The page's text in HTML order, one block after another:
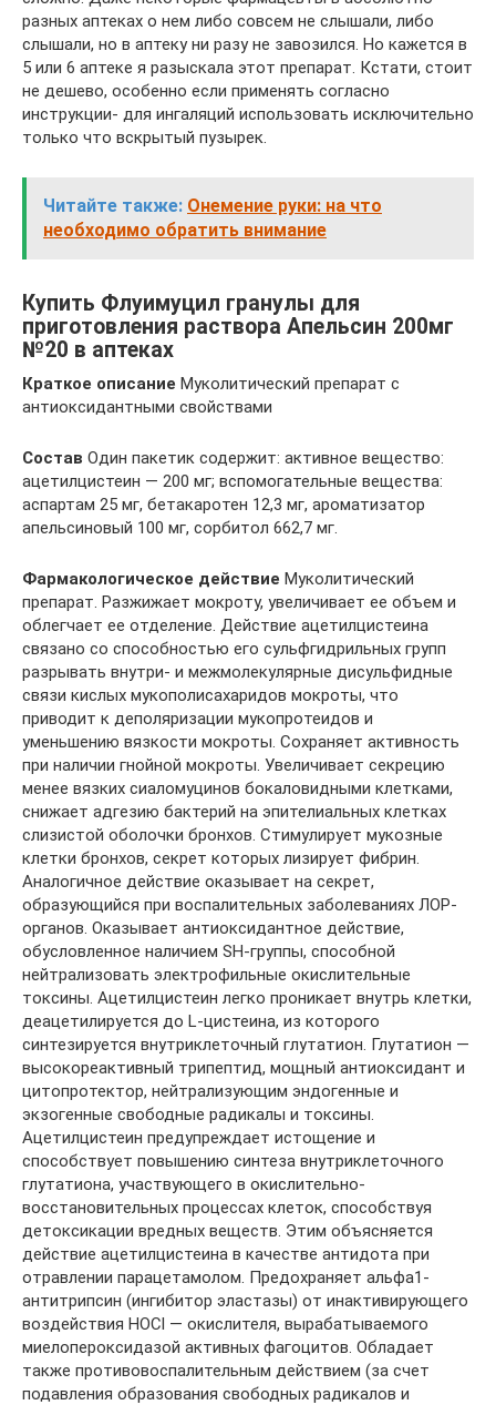
разных аптеках о нем либо совсем не слышали, либо
слышали, но в аптеку ни разу не завозился. Но кажется в
5 или 6 аптеке я разыскала этот препарат. Кстати, стоит
не дешево, особенно если применять согласно
инструкции- для ингаляций использовать исключительно
только что вскрытый пузырек.
Читайте также: Онемение руки: на что
необходимо обратить внимание
Купить Флуимуцил гранулы для
приготовления раствора Апельсин 200мг
№20 в аптеках
Краткое описание Муколитический препарат с
антиоксидантными свойствами
Состав Один пакетик содержит: активное вещество:
ацетилцистеин — 200 мг; вспомогательные вещества:
аспартам 25 мг, бетакаротен 12,3 мг, ароматизатор
апельсиновый 100 мг, сорбитол 662,7 мг.
Фармакологическое действие Муколитический
препарат. Разжижает мокроту, увеличивает ее объем и
облегчает ее отделение. Действие ацетилцистеина
связано со способностью его сульфгидрильных групп
разрывать внутри- и межмолекулярные дисульфидные
связи кислых мукополисахаридов мокроты, что
приводит к деполяризации мукопротеидов и
уменьшению вязкости мокроты. Сохраняет активность
при наличии гнойной мокроты. Увеличивает секрецию
менее вязких сиаломуцинов бокаловидными клетками,
снижает адгезию бактерий на эпителиальных клетках
слизистой оболочки бронхов. Стимулирует мукозные
клетки бронхов, секрет которых лизирует фибрин.
Аналогичное действие оказывает на секрет,
образующийся при воспалительных заболеваниях ЛОР-
органов. Оказывает антиоксидантное действие,
обусловленное наличием SH-группы, способной
нейтрализовать электрофильные окислительные
токсины. Ацетилцистеин легко проникает внутрь клетки,
деацетилируется до L-цистеина, из которого
синтезируется внутриклеточный глутатион. Глутатион —
высокореактивный трипептид, мощный антиоксидант и
цитопротектор, нейтрализующим эндогенные и
экзогенные свободные радикалы и токсины.
Ацетилцистеин предупреждает истощение и
способствует повышению синтеза внутриклеточного
глутатиона, участвующего в окислительно-
восстановительных процессах клеток, способствуя
детоксикации вредных веществ. Этим объясняется
действие ацетилцистеина в качестве антидота при
отравлении парацетамолом. Предохраняет альфа1-
антитрипсин (ингибитор эластазы) от инактивирующего
воздействия НОСl — окислителя, вырабатываемого
миелопероксидазой активных фагоцитов. Обладает
также противовоспалительным действием (за счет
подавления образования свободных радикалов и